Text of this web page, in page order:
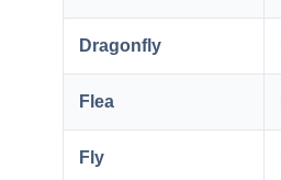
Dragonfly
Flea
Fly